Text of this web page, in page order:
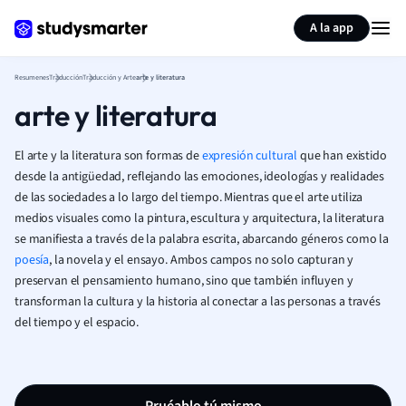
A la app
ResumenesTraducciónTraducción y Artearte y literatura
arte y literatura
El arte y la literatura son formas deexpresión cultural que han existido
desde la antigüedad, reflejando las emociones, ideologías y realidades
de las sociedades a lo largo del tiempo. Mientras que el arte utiliza
medios visuales como la pintura, escultura y arquitectura, la literatura
se manifiesta a través de la palabra escrita, abarcando géneros como la
poesía, la novela y el ensayo. Ambos campos no solo capturan y
preservan el pensamiento humano, sino que también influyen y
transforman la cultura y la historia al conectar a las personas a través
del tiempo y el espacio.
Resumir página